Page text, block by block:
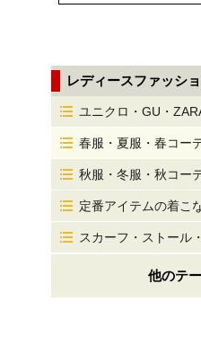
レディースファッシ
ユニクロ・GU・
春服・夏服・春コー
秋服・冬服・秋コー
定番アイテムの着こ
スカーフ・ストール
他のテ